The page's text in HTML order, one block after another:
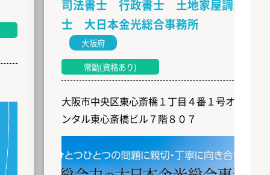
司法書士 行政書士 土地家屋調査
士 大日本金光総合事務所
常勤(資格あり)
大阪市中央区東心斎橋１丁目４番１号オリエ
ンタル東心斎橋ビル７階８０７